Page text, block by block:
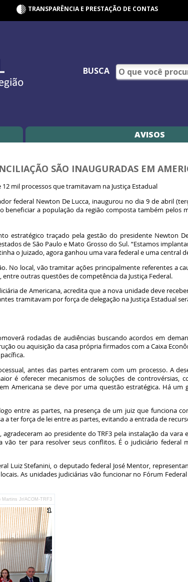
TRANSPARÊNCIA E PRESTAÇÃO DE CONTAS
BUSCA
AVISOS
SÃO INAUGURADAS EM
mil processos que tramitavam na Justiça Estadual
federal Newton De Lucca, inaugurou no dia 9 de abril
beneficiar a população da região composta também pelos
estratégico traçado pela gestão do presidente Newton
de São Paulo e Mato Grosso do Sul. “Estamos
o Juizado, agora ganhou uma vara federal e uma central
No local, vão tramitar ações principalmente referentes a
outras questões de competência da Justiça Federal.
de Americana, acredita que a nova unidade deve
tramitavam por força de delegação na Justiça Estadual
rodadas de audiências buscando acordos em
ou aquisição da casa própria firmados com a Caixa
antes das partes entrarem com um processo. A
é oferecer mecanismos de soluções de controvérsias,
Americana se deve por uma questão estratégica. Há um
entre as partes, na presença de um juiz que funciona
ter força de lei entre as partes, evitando a entrada de
ao presidente do TRF3 pela instalação da vara
vão ter para resolver seus conflitos. É o judiciário federal
Luiz Stefanini, o deputado federal José Mentor,
As unidades judiciárias vão funcionar no Fórum
Martins Jr/ACOM-TRF3